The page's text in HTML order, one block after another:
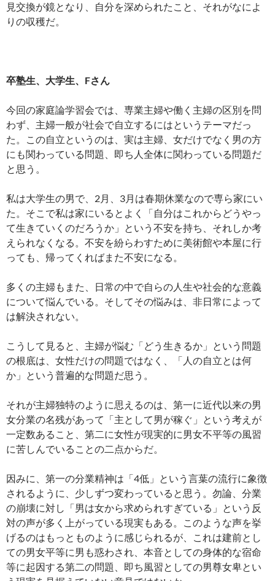
見交換が鏡となり、自分を深められたこと、それがなによ
りの収穫だ。
卒塾生、大学生、Fさん
今回の家庭論学習会では、専業主婦や働く主婦の区別を問
わず、主婦一般が社会で自立するにはというテーマだっ
た。この自立というのは、実は主婦、女だけでなく男の方
にも関わっている問題、即ち人全体に関わっている問題だ
と思う。
私は大学生の男で、2月、3月は春期休業なので専ら家にい
た。そこで私は家にいるとよく「自分はこれからどうやっ
て生きていくのだろうか」という不安を持ち、それしか考
えられなくなる。不安を紛らわすために美術館や本屋に行
っても、帰ってくればまた不安になる。
多くの主婦もまた、日常の中で自らの人生や社会的な意義
について悩んでいる。そしてその悩みは、非日常によって
は解決されない。
こうして見ると、主婦が悩む「どう生きるか」という問題
の根底は、女性だけの問題ではなく、「人の自立とは何
か」という普遍的な問題だ思う。
それが主婦独特のように思えるのは、第一に近代以来の男
女分業の名残があって「主として男が稼ぐ」という考えが
一定数あること、第二に女性が現実的に男女不平等の風習
に苦しんでいることの二点からだ。
因みに、第一の分業精神は「4低」という言葉の流行に象徴
されるように、少しずつ変わっていると思う。勿論、分業
の崩壊に対し「男は女から求められすぎている」という反
対の声が多く上がっている現実もある。このような声を挙
げるのはもっとものように感じられるが、これは建前とし
ての男女平等に男も惑わされ、本音としての身体的な宿命
等に起因する第二の問題、即ち風習としての男尊女卑とい